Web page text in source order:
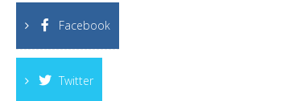
Facebook
Twitter